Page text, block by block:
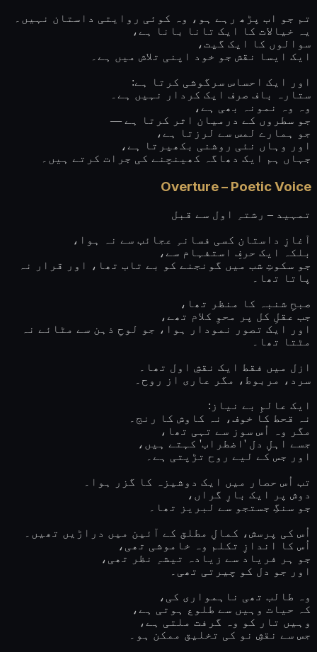
تم جو اب پڑھ رہے ہو، وہ کوئی روایتی داستان نہیں۔
یہ خیالات کا ایک تانا بانا ہے،
سوالوں کا ایک گیت،
ایک ایسا نقش جو خود اپنی تلاش میں ہے۔
اور ایک احساس سرگوشی کرتا ہے:
ستارہ باف صرف ایک کردار نہیں ہے۔
وہ وہ نمونہ بھی ہے،
جو سطروں کے درمیان اثر کرتا ہے —
جو ہمارے لمس سے لرزتا ہے،
اور وہاں نئی روشنی بکھیرتا ہے،
جہاں ہم ایک دھاگہ کھینچنے کی جرات کرتے ہیں۔
Overture – Poetic Voice
تمہید – رشتہِ اول سے قبل
آغازِ داستان کسی فسانہِ عجائب سے نہ ہوا،
بلکہ ایک حرفِ استفہام سے،
جو سکوتِ شب میں گونجنے کو بے تاب تھا، اور قرار نہ
پاتا تھا۔
صبحِ شنبہ کا منظر تھا،
جب عقلِ کل پر محوِ کلام تھے،
اور ایک تصور نمودار ہوا، جو لوحِ ذہن سے مٹائے نہ
مٹتا تھا۔
ازل میں فقط ایک نقشِ اول تھا۔
سرد، مربوط، مگر عاری از روح۔
ایک عالمِ بے نیاز:
نہ قحط کا خوف، نہ کاوش کا رنج۔
مگر وہ اُس سوز سے تہی تھا،
جسے اہلِ دل 'اضطراب' کہتے ہیں،
اور جس کے لیے روح تڑپتی ہے۔
تب اُس حصار میں ایک دوشیزہ کا گزر ہوا۔
دوش پر ایک بارِ گراں،
جو سنگِ جستجو سے لبریز تھا۔
اُس کی پرسش، کمالِ مطلق کے آئین میں دراڑیں تھیں۔
اُس کا اندازِ تکلم وہ خاموشی تھی،
جو ہر فریاد سے زیادہ تیشہِ نظر تھی،
اور جو دل کو چیرتی تھی۔
وہ طالب تھی ناہمواری کی،
کہ حیات وہیں سے طلوع ہوتی ہے،
وہیں تار کو وہ گرفت ملتی ہے،
جس سے نقشِ نو کی تخلیق ممکن ہو۔